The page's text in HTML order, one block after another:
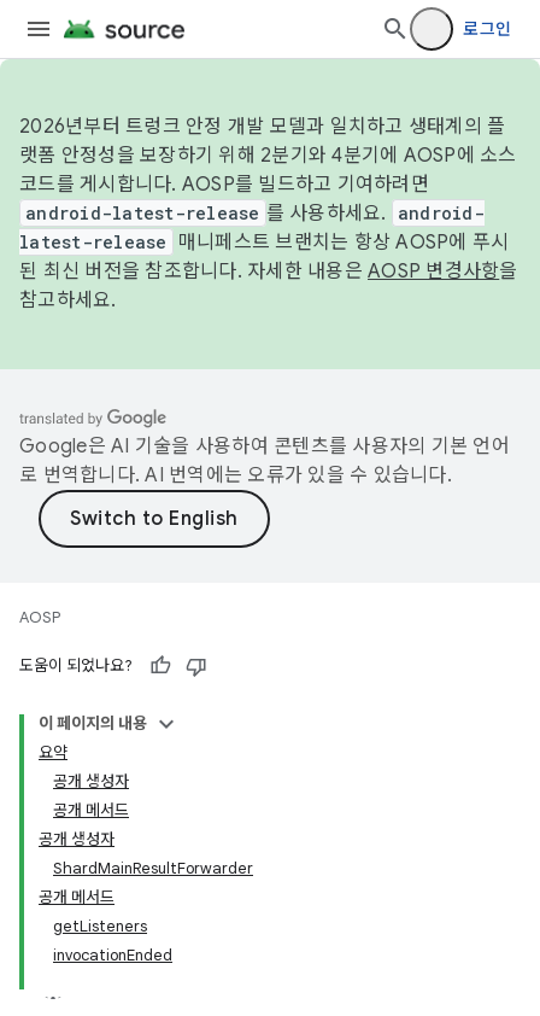
로그인
2026년부터 트렁크 안정 개발 모델과 일치하고 생태계의 플
랫폼 안정성을 보장하기 위해 2분기와 4분기에 AOSP에 소스
코드를 게시합니다. AOSP를 빌드하고 기여하려면
android-latest-release 를 사용하세요.
android-
latest-release
매니페스트 브랜치는 항상 AOSP에 푸시
된 최신 버전을 참조합니다. 자세한 내용은 AOSP 변경사항을
참고하세요.
Google은 AI 기술을 사용하여 콘텐츠를 사용자의 기본 언어
로 번역합니다. AI 번역에는 오류가 있을 수 있습니다.
AOSP
도움이 되었나요?
이 페이지의 내용
요약
공개 생성자
공개 메서드
공개 생성자
ShardMainResultForwarder
공개 메서드
getListeners
invocationEnded